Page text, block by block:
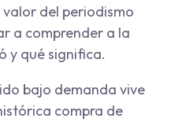
del periodismo
a comprender a la
y qué significa.
bajo demanda vive
compra de